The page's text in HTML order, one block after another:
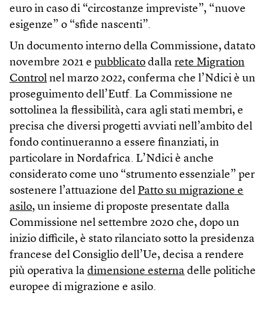
euro in caso di “circostanze impreviste”, “nuove
esigenze” o “sfide nascenti”.
Un documento interno della Commissione, datato
novembre 2021 e pubblicato dalla rete Migration
Control nel marzo 2022, conferma che l’Ndici è un
proseguimento dell’Eutf. La Commissione ne
sottolinea la flessibilità, cara agli stati membri, e
precisa che diversi progetti avviati nell’ambito del
fondo continueranno a essere finanziati, in
particolare in Nordafrica. L’Ndici è anche
considerato come uno “strumento essenziale” per
sostenere l’attuazione del Patto su migrazione e
asilo, un insieme di proposte presentate dalla
Commissione nel settembre 2020 che, dopo un
inizio difficile, è stato rilanciato sotto la presidenza
francese del Consiglio dell’Ue, decisa a rendere
più operativa la dimensione esterna delle politiche
europee di migrazione e asilo.